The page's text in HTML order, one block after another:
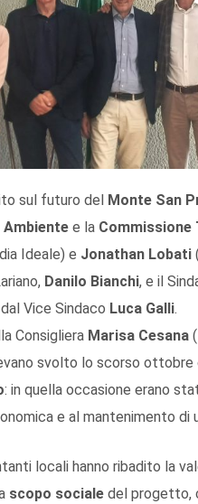
sul futuro del Monte San
Ambiente e la Commissione
Ideale) e Jonathan Lobati
Danilo Bianchi, e il
Vice Sindaco Luca Galli.
Consigliera Marisa Cesana
svolto lo scorso ottobre
: in quella occasione erano
e al mantenimento di
locali hanno ribadito la
scopo sociale del progetto,